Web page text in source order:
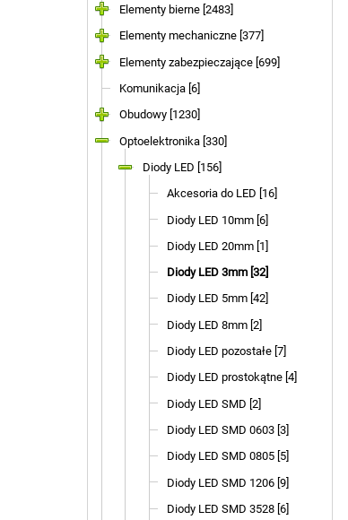
Elementy bierne [2483]
Elementy mechaniczne [377]
Elementy zabezpieczające [699]
Komunikacja [6]
Obudowy [1230]
Optoelektronika [330]
Diody LED [156]
Akcesoria do LED [16]
Diody LED 10mm [6]
Diody LED 20mm [1]
Diody LED 3mm [32]
Diody LED 5mm [42]
Diody LED 8mm [2]
Diody LED pozostałe [7]
Diody LED prostokątne [4]
Diody LED SMD [2]
Diody LED SMD 0603 [3]
Diody LED SMD 0805 [5]
Diody LED SMD 1206 [9]
Diody LED SMD 3528 [6]